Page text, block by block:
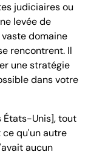
judiciaires ou
levée de
domaine
rencontrent. Il
une stratégie
dans votre
États-Unis], tout
qu'un autre
aucun